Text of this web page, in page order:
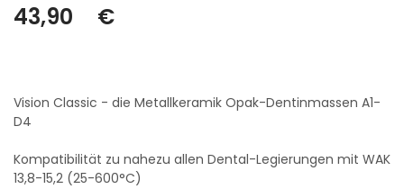
43,90 €
Vision Classic - die Metallkeramik Opak-Dentinmassen A1-
D4
Kompatibilität zu nahezu allen Dental-Legierungen mit WAK
13,8-15,2 (25-600°C)